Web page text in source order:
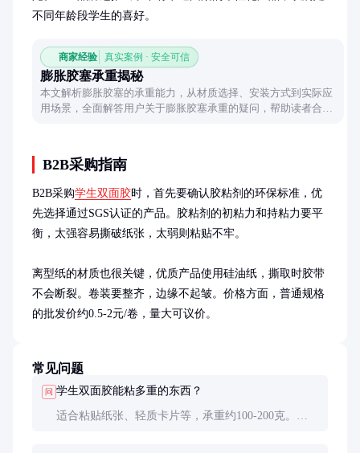
不同年龄段学生的喜好。
商家经验 真实案例 · 安全可信
膨胀胶塞承重揭秘
本文解析膨胀胶塞的承重能力，从材质选择、安装方式到实际应
用场景，全面解答用户关于膨胀胶塞承重的疑问，帮助读者合理
B2B采购指南
B2B采购学生双面胶时，首先要确认胶粘剂的环保标准，优
先选择通过SGS认证的产品。胶粘剂的初粘力和持粘力要平
衡，太强容易撕破纸张，太弱则粘贴不牢。
离型纸的材质也很关键，优质产品使用硅油纸，撕取时胶带
不会断裂。卷装要整齐，边缘不起皱。价格方面，普通规格
的批发价约0.5-2元/卷，量大可议价。
常见问题
问 学生双面胶能粘多重的东西？
适合粘贴纸张、轻质卡片等，承重约100-200克。过